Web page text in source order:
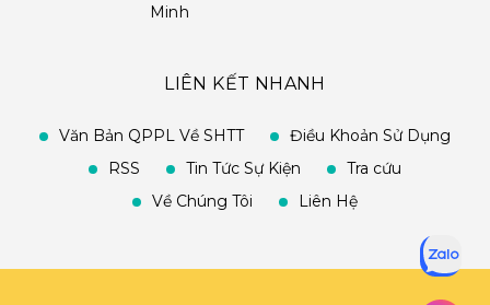
Minh
LIÊN KẾT NHANH
Văn Bản QPPL Về SHTT
Điều Khoản Sử Dụng
RSS
Tin Tức Sự Kiện
Tra cứu
Về Chúng Tôi
Liên Hệ